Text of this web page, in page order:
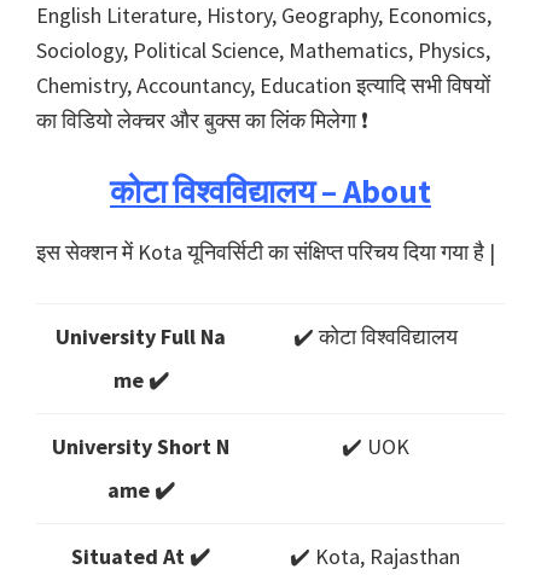
English Literature, History, Geography, Economics,
Sociology, Political Science, Mathematics, Physics,
Chemistry, Accountancy, Education इत्यादि सभी विषयों
का विडियो लेक्चर और बुक्स का लिंक मिलेगा ❗️
कोटा विश्वविद्यालय – About
इस सेक्शन में Kota यूनिवर्सिटी का संक्षिप्त परिचय दिया गया है |
University Full Na
me ✔️
✔️ कोटा विश्वविद्यालय
University Short N
ame ✔️
✔️ UOK
Situated At ✔️ ✔️ Kota, Rajasthan